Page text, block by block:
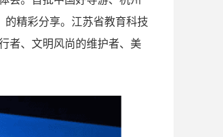
的精彩分享。江苏省教育科技
者、文明风尚的维护者、美